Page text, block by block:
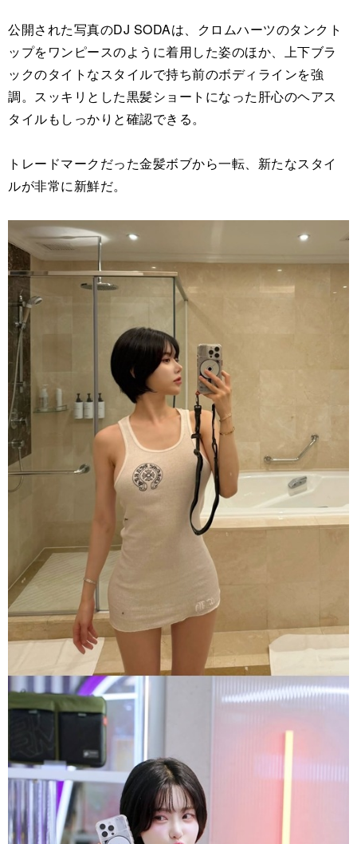
公開された写真のDJ SODAは、クロムハーツのタンクト
ップをワンピースのように着用した姿のほか、上下ブラ
ックのタイトなスタイルで持ち前のボディラインを強
調。スッキリとした黒髪ショートになった肝心のヘアス
タイルもしっかりと確認できる。
トレードマークだった金髪ボブから一転、新たなスタイ
ルが非常に新鮮だ。